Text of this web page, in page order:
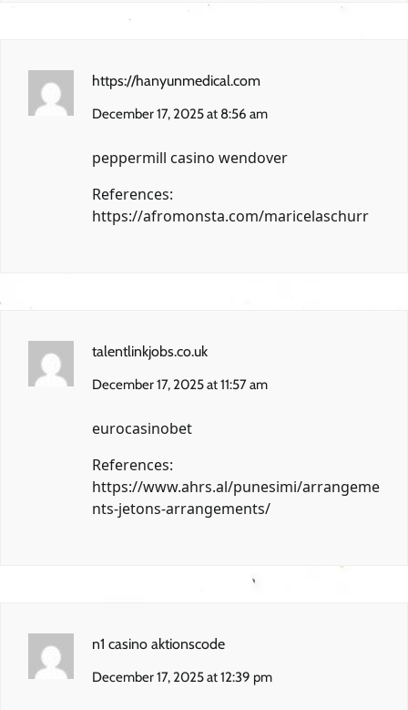
https://hanyunmedical.com
December 17, 2025 at 8:56 am
peppermill casino wendover
References:
https://afromonsta.com/maricelaschurr
talentlinkjobs.co.uk
December 17, 2025 at 11:57 am
eurocasinobet
References:
https://www.ahrs.al/punesimi/arrangeme
nts-jetons-arrangements/
n1 casino aktionscode
December 17, 2025 at 12:39 pm